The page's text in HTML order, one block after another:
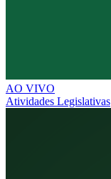
AO VIVO
Atividades Legislativas